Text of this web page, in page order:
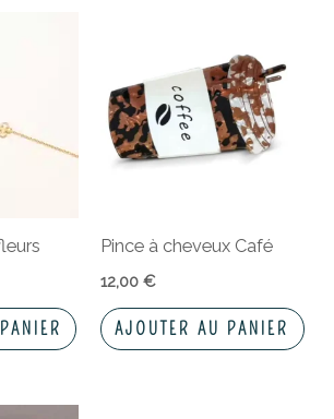
Pince à cheveux Café
12,00 €
AJOUTER AU PANIER